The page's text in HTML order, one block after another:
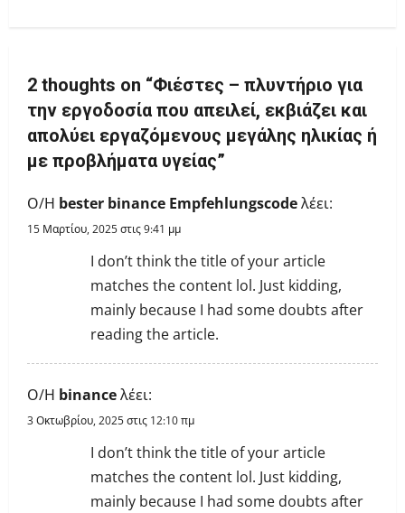
v
i
g
a
n
2 thoughts on “Φιέστες – πλυντήριο για
την εργοδοσία που απειλεί, εκβιάζει και
απολύει εργαζόμενους μεγάλης ηλικίας ή
με προβλήματα υγείας”
Ο/Η bester binance Empfehlungscodeλέει:
15 Μαρτίου, 2025 στις 9:41 μμ
I don’t think the title of your article
matches the content lol. Just kidding,
mainly because I had some doubts after
reading the article.
Ο/Η binanceλέει:
3 Οκτωβρίου, 2025 στις 12:10 πμ
I don’t think the title of your article
matches the content lol. Just kidding,
mainly because I had some doubts after